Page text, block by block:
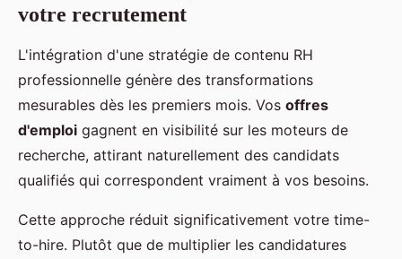
votre recrutement
L'intégration d'une stratégie de contenu RH
professionnelle génère des transformations
mesurables dès les premiers mois. Vos offres
d'emploi gagnent en visibilité sur les moteurs de
recherche, attirant naturellement des candidats
qualifiés qui correspondent vraiment à vos besoins.
Cette approche réduit significativement votre time-
to-hire. Plutôt que de multiplier les candidatures